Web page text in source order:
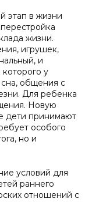
этап в жизни
жизни.
игрушек,
и
у
общения с
Для ребенка
Новую
дети принимают
особого
но и
условий для
раннего
отношений с